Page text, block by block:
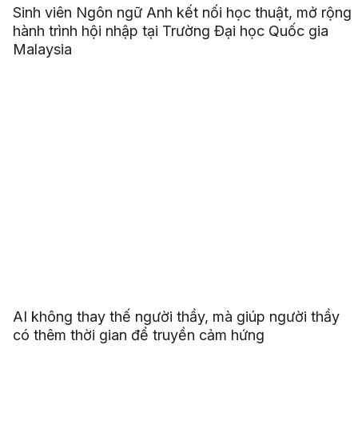
Sinh viên Ngôn ngữ Anh kết nối học thuật, mở rộng
hành trình hội nhập tại Trường Đại học Quốc gia
Malaysia
AI không thay thế người thầy, mà giúp người thầy
có thêm thời gian để truyền cảm hứng